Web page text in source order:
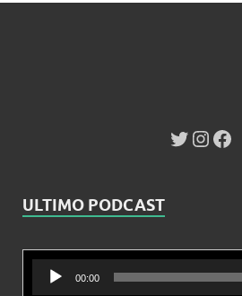
ULTIMO PODCAST
Reproductor
00:00